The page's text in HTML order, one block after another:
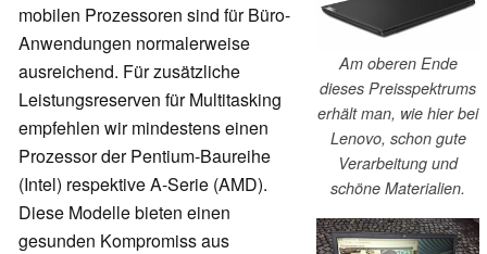
Am oberen Ende
dieses Preisspektrums
erhält man, wie hier bei
Lenovo, schon gute
Verarbeitung und
schöne Materialien.
mobilen Prozessoren sind für Büro-
Anwendungen normalerweise
ausreichend. Für zusätzliche
Leistungsreserven für Multitasking
empfehlen wir mindestens einen
Prozessor der Pentium-Baureihe
(Intel) respektive A-Serie (AMD).
Diese Modelle bieten einen
gesunden Kompromiss aus